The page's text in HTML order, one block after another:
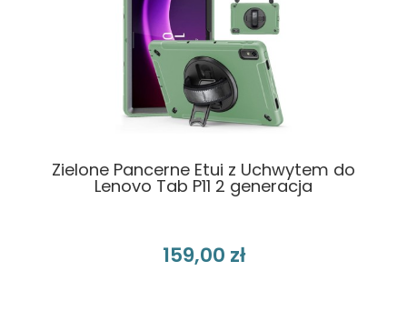
Zielone Pancerne Etui z Uchwytem do
Lenovo Tab P11 2 generacja
159,00 zł